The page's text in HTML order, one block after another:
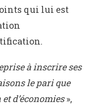
qui lui est
à inscrire ses
le pari que
d’économies»,